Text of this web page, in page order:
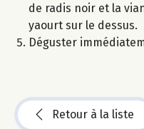
de radis noir et la
yaourt sur le dessus.
Déguster
Retour à la liste